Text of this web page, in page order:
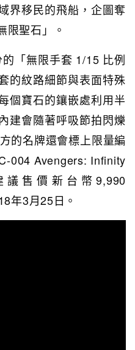
界移民的飛船，企圖奪
限聖石」。
「無限手套 1/15 比例
的紋路細節與表面特殊
個寶石的鑲嵌處利用半
建會隨著呼吸節拍閃爍
的名牌還會標上限量編
004 Avengers: Infinity
議售價新台幣9,990
年3月25日。